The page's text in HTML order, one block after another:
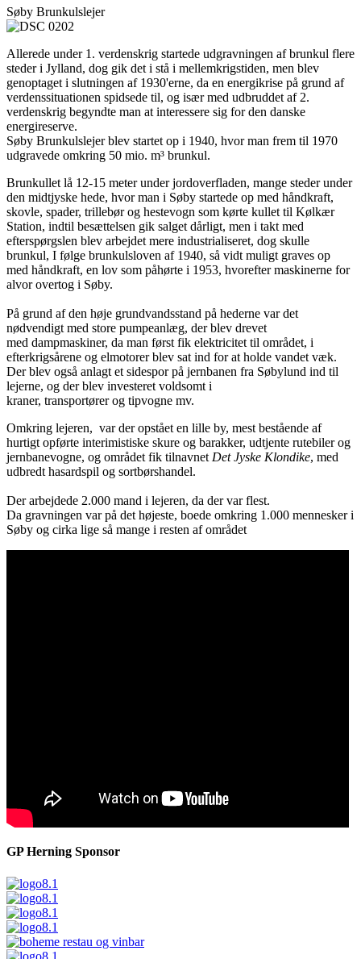
Søby Brunkulslejer
Allerede under 1. verdenskrig startede udgravningen af brunkul flere
steder i Jylland, dog gik det i stå i mellemkrigstiden, men blev
genoptaget i slutningen af 1930'erne, da en energikrise på grund af
verdenssituationen spidsede til, og især med udbruddet af 2.
verdenskrig begyndte man at interessere sig for den danske
energireserve.
Søby Brunkulslejer blev startet op i 1940, hvor man frem til 1970
udgravede omkring 50 mio. m³ brunkul.
Brunkullet lå 12-15 meter under jordoverfladen, mange steder under
den midtjyske hede, hvor man i Søby startede op med håndkraft,
skovle, spader, trillebør og hestevogn som kørte kullet til Kølkær
Station, indtil besættelsen gik salget dårligt, men i takt med
efterspørgslen blev arbejdet mere industrialiseret, dog skulle
brunkul, I følge brunkulsloven af 1940, så vidt muligt graves op
med håndkraft, en lov som påhørte i 1953, hvorefter maskinerne for
alvor overtog i Søby.
På grund af den høje grundvandsstand på hederne var det
nødvendigt med store pumpeanlæg, der blev drevet
med dampmaskiner, da man først fik elektricitet til området, i
efterkrigsårene og elmotorer blev sat ind for at holde vandet væk.
Der blev også anlagt et sidespor på jernbanen fra Søbylund ind til
lejerne, og der blev investeret voldsomt i
kraner, transportører og tipvogne mv.
Omkring lejeren, var der opstået en lille by, mest bestående af
hurtigt opførte interimistiske skure og barakker, udtjente rutebiler og
jernbanevogne, og området fik tilnavnet Det Jyske Klondike, med
udbredt hasardspil og sortbørshandel.
Der arbejdede 2.000 mand i lejeren, da der var flest.
Da gravningen var på det højeste, boede omkring 1.000 mennesker i
Søby og cirka lige så mange i resten af området
GP Herning Sponsor